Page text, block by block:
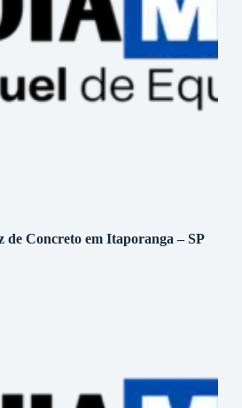
Concreto em Itaporanga – SP